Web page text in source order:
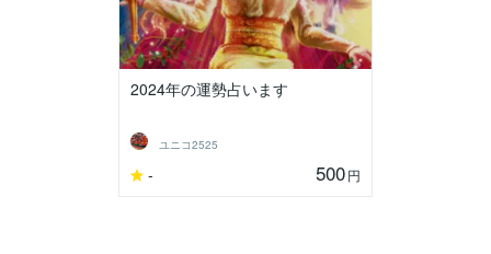
2024年の運勢占います
ユニコ2525
- 500円